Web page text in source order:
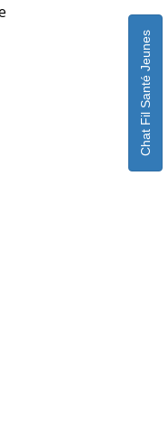
Chat Fil Santé Jeunes